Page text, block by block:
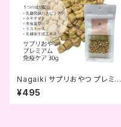
Nagaiki サプリおやつ プレミア
ム カジキマグロ 免疫ケア 30ｇ
(OCファーム)
¥495